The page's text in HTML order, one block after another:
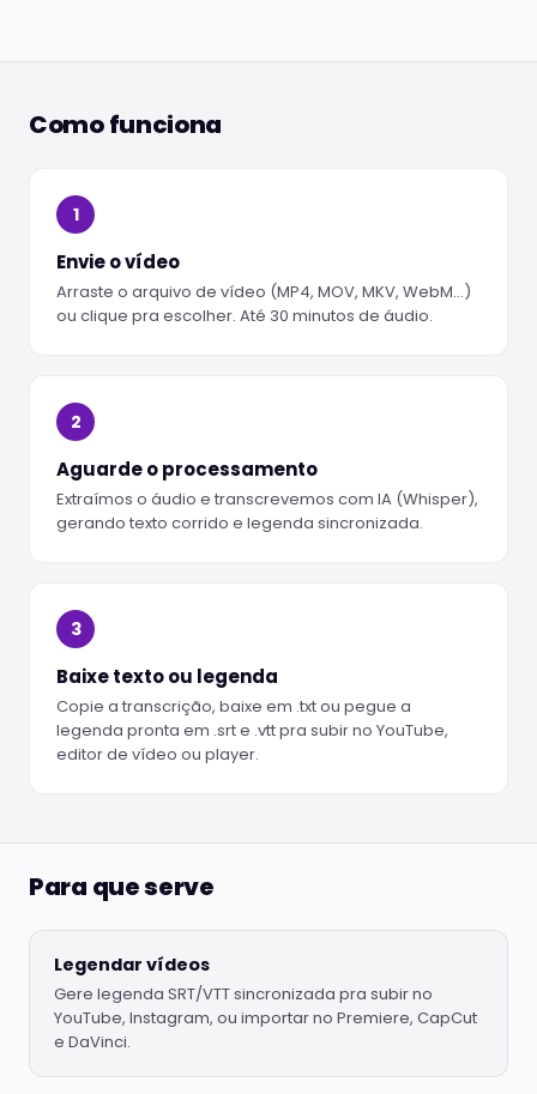
Como funciona
1
Envie o vídeo
Arraste o arquivo de vídeo (MP4, MOV, MKV, WebM…)
ou clique pra escolher. Até 30 minutos de áudio.
2
Aguarde o processamento
Extraímos o áudio e transcrevemos com IA (Whisper),
gerando texto corrido e legenda sincronizada.
3
Baixe texto ou legenda
Copie a transcrição, baixe em .txt ou pegue a
legenda pronta em .srt e .vtt pra subir no YouTube,
editor de vídeo ou player.
Para que serve
Legendar vídeos
Gere legenda SRT/VTT sincronizada pra subir no
YouTube, Instagram, ou importar no Premiere, CapCut
e DaVinci.